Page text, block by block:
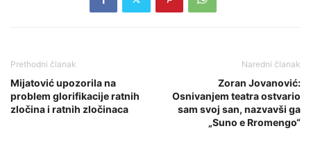
Prethodni članak
Mijatović upozorila na
problem glorifikacije ratnih
zločina i ratnih zločinaca
Naredni članak
Zoran Jovanović:
Osnivanjem teatra ostvario
sam svoj san, nazvavši ga
„Suno e Rromengo“